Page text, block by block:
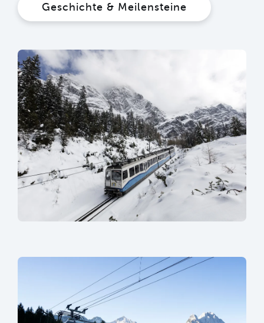
Geschichte & Meilensteine
sr.lightbox.Bild vergrößern
sr.lightbox.Bild vergrößern